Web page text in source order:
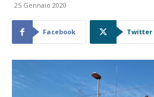
25 Gennaio 2020
Facebook Twitter